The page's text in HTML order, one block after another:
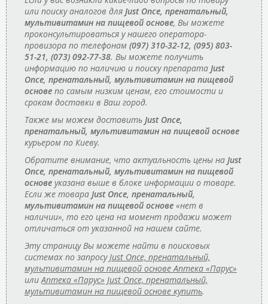
или поиску аналогов для Just Once, пренатальный,
мультивитамин на пищевой основе, Вы можете
проконсультироваться у нашего оператора-
провизора по телефонам (097) 310-32-12, (095) 803-
51-21, (073) 092-77-38. Вы можете получить
информацию по наличию и поиску препарата Just
Once, пренатальный, мультивитамин на пищевой
основе по самым низким ценам, его стоимости и
срокам доставки в Ваш город.
Также мы можем доставить Just Once,
пренатальный, мультивитамин на пищевой основе
курьером по Киеву.
Обратите внимание, что актуальность цены на Just
Once, пренатальный, мультивитамин на пищевой
основе указана выше в блоке информации о товаре.
Если же товара Just Once, пренатальный,
мультивитамин на пищевой основе «нет в
наличии», то его цена на момент продажи может
отличаться от указанной на нашем сайте.
Эту страницу Вы можете найти в поисковых
системах по запросуJust Once, пренатальный,
мультивитамин на пищевой основе Аптека «Парус»
илиАптека «Парус» Just Once, пренатальный,
мультивитамин на пищевой основе купить.